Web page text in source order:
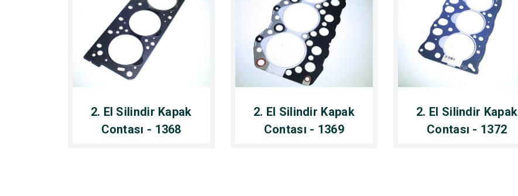
2. El Silindir Kapak
Contası - 1368
2. El Silindir Kapak
Contası - 1369
2. El Silindir Kapak
Contası - 1372